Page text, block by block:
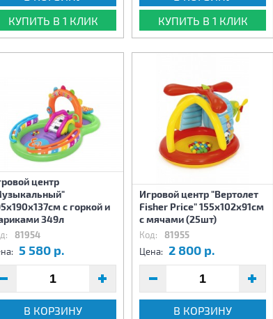
КУПИТЬ В 1 КЛИК
КУПИТЬ В 1 КЛИК
центр
с горкой и
349л
81954
5 580 р.
В КОРЗИНУ
Игровой центр "Вертолет
Fisher Price" 155x102x91см
с мячами (25шт)
Код: 81955
Цена: 2 800 р.
В КОРЗИНУ